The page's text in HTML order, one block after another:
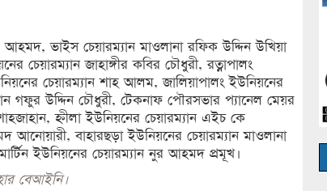
ভাইস চেয়ারম্যান মাওলানা রফিক উদ্দিন উখিয়া
চেয়ারম্যান জাহাঙ্গীর কবির চৌধুরী, রত্নাপালং
চেয়ারম্যান শাহ আলম, জালিয়াপালং ইউনিয়নের
গফুর উদ্দিন চৌধুরী, টেকনাফ পৌরসভার প্যানেল মেয়র
হ্নীলা ইউনিয়নের চেয়ারম্যান এইচ কে
বাহারছড়া ইউনিয়নের চেয়ারম্যান মাওলানা
ইউনিয়নের চেয়ারম্যান নুর আহমদ প্রমূখ।
বেআইনি।